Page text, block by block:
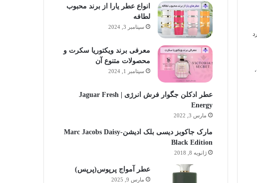
انواع عطر یارا از برند محبوب
لطافه
سپتامبر 3, 2024
معرفی برند ویکتوریا سکرت و
محصولات متنوع آن
سپتامبر 1, 2024
عطر ادکلن جگوار فرش انرژی | Jaguar Fresh
Energy
مارس 3, 2022
مارک جاکوبز دیسی بلک ادیشن-Marc Jacobs Daisy
Black Edition
ژانویه 8, 2018
عطر آمواج پرپوس(پرپس)
مارس 9, 2025